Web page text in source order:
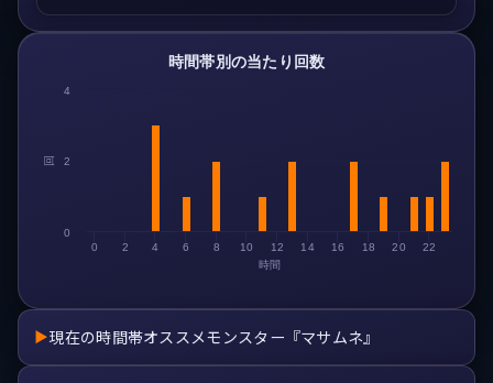
時間
回
時間帯別の当たり回数
0 2 4 6 8 10 12 14 16 18 20 22
0
2
4
▶現在の時間帯オススメモンスター『マサムネ』